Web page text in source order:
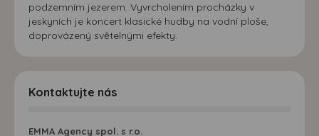
podzemním jezerem. Vyvrcholením procházky v
jeskyních je koncert klasické hudby na vodní ploše,
doprovázený světelnými efekty.
Kontaktujte nás
EMMA Agency spol. s r.o.